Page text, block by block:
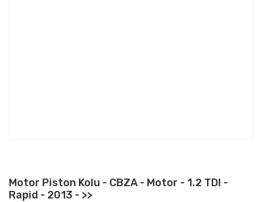
Motor Piston Kolu - CBZA - Motor - 1.2 TDI -
Rapid - 2013 - >>